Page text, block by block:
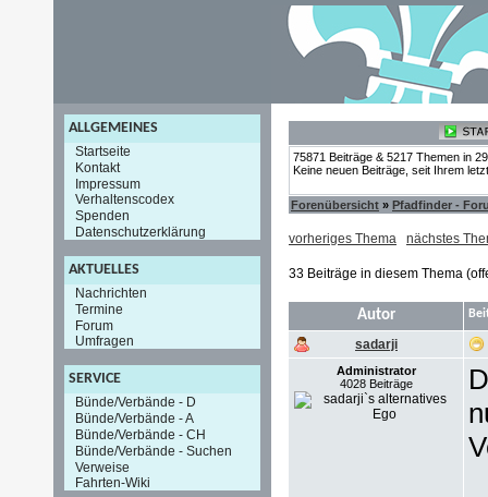
ALLGEMEINES
Startseite
Kontakt
Impressum
Verhaltenscodex
Spenden
Datenschutzerklärung
AKTUELLES
Nachrichten
Termine
Forum
Umfragen
SERVICE
Bünde/Verbände - D
Bünde/Verbände - A
Bünde/Verbände - CH
Bünde/Verbände - Suchen
Verweise
Fahrten-Wiki
75871 Beiträge & 5217 Themen in
Keine neuen Beiträge, seit Ihrem
Forenübersicht » Pfadfinder -
vorheriges Thema nächstes
33 Beiträge in diesem Thema
Autor
sadarji
Administrator
4028 Beiträge